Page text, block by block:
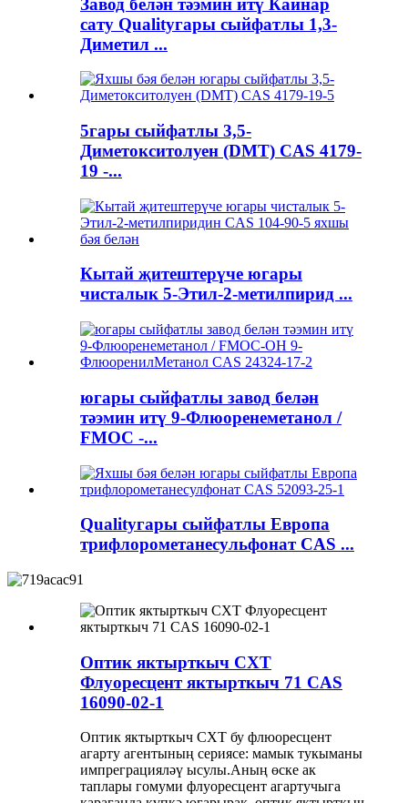
сату Qualityгары сыйфатлы 1,3-
Диметил ...
5гары сыйфатлы 3,5-
Диметокситолуен (DMT) CAS 4179-
19 -...
Кытай җитештерүче югары
чисталык 5-Этил-2-метилпирид ...
югары сыйфатлы завод белән
тәэмин итү 9-Флюоренеметанол /
FMOC -...
Qualityгары сыйфатлы Европа
трифлорометанесульфонат CAS ...
Оптик яктырткыч CXT
Флуоресцент яктырткыч 71 CAS
16090-02-1
Оптик яктырткыч CXT бу флюоресцент
агарту агентының сериясе: мамык тукыманы
импреграцияләү ысулы.Аның өске ак
таплары гомуми флуоресцент агартучыга